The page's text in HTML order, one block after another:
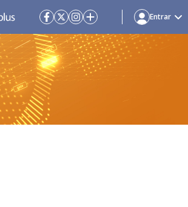
Entrar